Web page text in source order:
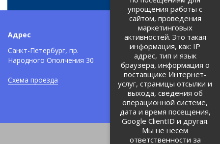
Адрес
Санкт-Петербург, пр.
Народного Ополчения 30
Схема проезда
Телефоны:
+7 (812) 971-42-42
Политика об обработке и
защите персональных данных
Соглашение на обработку
персональных данных
упрощения работы с
сайтом, проведения
маркетинговых
активностей. Это такая
информация, как: IP
адрес, тип и язык
браузера, информация о
поставщике Интернет-
услуг, страницы отсылки и
выхода, сведения об
операционной системе,
дата и время посещения,
Google ClientID и другая.
Мы не несем
ответственности за